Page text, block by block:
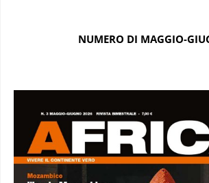
NUMERO DI MAGGIO-